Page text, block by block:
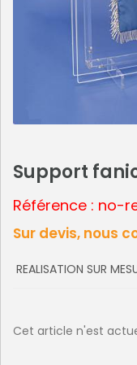
Support
Référence : no-
Sur devis, nous
REALISATION SUR
Cet article n'est